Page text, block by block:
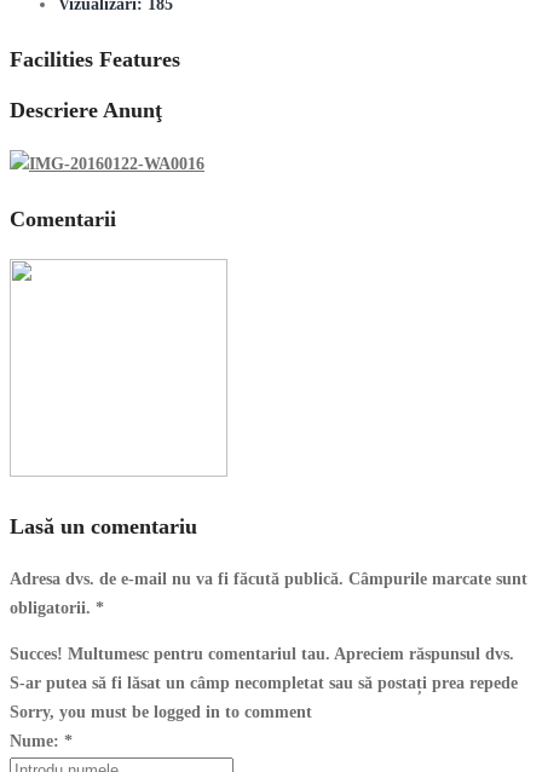
Vizualizări: 185
Facilities Features
Descriere Anunţ
Comentarii
Lasă un comentariu
Adresa dvs. de e-mail nu va fi făcută publică. Câmpurile marcate sunt
obligatorii. *
Succes! Multumesc pentru comentariul tau. Apreciem răspunsul dvs.
S-ar putea să fi lăsat un câmp necompletat sau să postați prea repede
Sorry, you must be logged in to comment
Nume: *